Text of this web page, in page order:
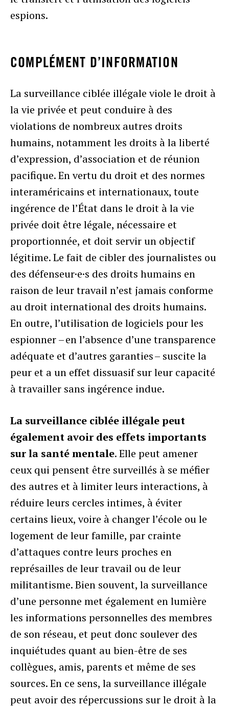
espions.
COMPLÉMENT D’INFORMATION
La surveillance ciblée illégale viole le droit à
la vie privée et peut conduire à des
violations de nombreux autres droits
humains, notamment les droits à la liberté
d’expression, d’association et de réunion
pacifique. En vertu du droit et des normes
interaméricains et internationaux, toute
ingérence de l’État dans le droit à la vie
privée doit être légale, nécessaire et
proportionnée, et doit servir un objectif
légitime. Le fait de cibler des journalistes ou
des défenseur·e·s des droits humains en
raison de leur travail n’est jamais conforme
au droit international des droits humains.
En outre, l’utilisation de logiciels pour les
espionner – en l’absence d’une transparence
adéquate et d’autres garanties – suscite la
peur et a un effet dissuasif sur leur capacité
à travailler sans ingérence indue.
La surveillance ciblée illégale peut
également avoir des effets importants
sur la santé mentale. Elle peut amener
ceux qui pensent être surveillés à se méfier
des autres et à limiter leurs interactions, à
réduire leurs cercles intimes, à éviter
certains lieux, voire à changer l’école ou le
logement de leur famille, par crainte
d’attaques contre leurs proches en
représailles de leur travail ou de leur
militantisme. Bien souvent, la surveillance
d’une personne met également en lumière
les informations personnelles des membres
de son réseau, et peut donc soulever des
inquiétudes quant au bien-être de ses
collègues, amis, parents et même de ses
sources. En ce sens, la surveillance illégale
peut avoir des répercussions sur le droit à la